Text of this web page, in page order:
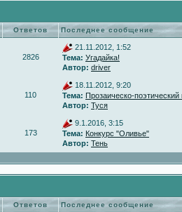
Ответов Последнее сообщение
2826
21.11.2012, 1:52
Тема: Угадайка!
Автор: driver
110
18.11.2012, 9:20
Тема: Прозаическо-поэтический
Автор: Туся
173
9.1.2016, 3:15
Тема: Конкурс "Оливье"
Автор: Тень
Ответов Последнее сообщение